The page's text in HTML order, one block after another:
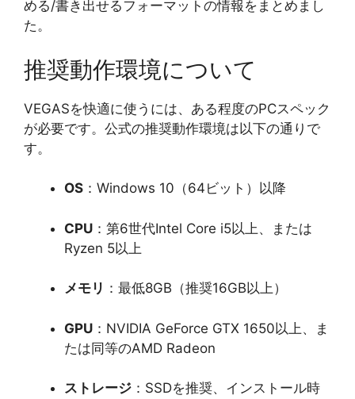
める/書き出せるフォーマットの情報をまとめまし
た。
推奨動作環境について
VEGASを快適に使うには、ある程度のPCスペック
が必要です。公式の推奨動作環境は以下の通りで
す。
OS ：Windows 10（64ビット）以降
CPU ：第6世代Intel Core i5以上、または
Ryzen 5以上
メモリ ：最低8GB（推奨16GB以上）
GPU ：NVIDIA GeForce GTX 1650以上、ま
たは同等のAMD Radeon
ストレージ ：SSDを推奨、インストール時